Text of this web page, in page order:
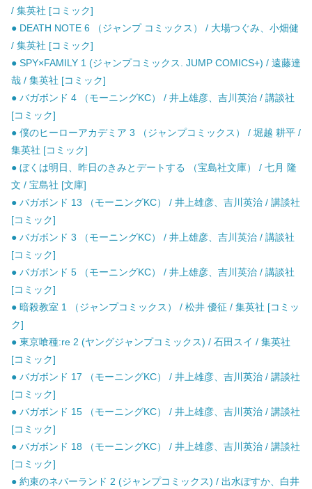
/ 集英社 [コミック]
● DEATH NOTE 6 （ジャンプ コミックス） / 大場つぐみ、小畑健
/ 集英社 [コミック]
● SPY×FAMILY 1 (ジャンプコミックス. JUMP COMICS+) / 遠藤達
哉 / 集英社 [コミック]
● バガボンド 4 （モーニングKC） / 井上雄彦、吉川英治 / 講談社
[コミック]
● 僕のヒーローアカデミア 3 （ジャンプコミックス） / 堀越 耕平 /
集英社 [コミック]
● ぼくは明日、昨日のきみとデートする （宝島社文庫） / 七月 隆
文 / 宝島社 [文庫]
● バガボンド 13 （モーニングKC） / 井上雄彦、吉川英治 / 講談社
[コミック]
● バガボンド 3 （モーニングKC） / 井上雄彦、吉川英治 / 講談社
[コミック]
● バガボンド 5 （モーニングKC） / 井上雄彦、吉川英治 / 講談社
[コミック]
● 暗殺教室 1 （ジャンプコミックス） / 松井 優征 / 集英社 [コミッ
ク]
● 東京喰種:re 2 (ヤングジャンプコミックス) / 石田スイ / 集英社
[コミック]
● バガボンド 17 （モーニングKC） / 井上雄彦、吉川英治 / 講談社
[コミック]
● バガボンド 15 （モーニングKC） / 井上雄彦、吉川英治 / 講談社
[コミック]
● バガボンド 18 （モーニングKC） / 井上雄彦、吉川英治 / 講談社
[コミック]
● 約束のネバーランド 2 (ジャンプコミックス) / 出水ぽすか、白井